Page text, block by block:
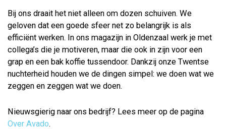
Bij ons draait het niet alleen om dozen schuiven. We
geloven dat een goede sfeer net zo belangrijk is als
efficiënt werken. In ons magazijn in Oldenzaal werk je met
collega’s die je motiveren, maar die ook in zijn voor een
grap en een bak koffie tussendoor. Dankzij onze Twentse
nuchterheid houden we de dingen simpel: we doen wat we
zeggen en zeggen wat we doen.
Nieuwsgierig naar ons bedrijf? Lees meer op de pagina
Over Avado.